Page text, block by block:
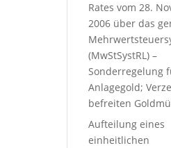
Rates vom 28.
2006 über das
(MwStSystRL) –
Sonderregelung
Anlagegold;
befreiten
Aufteilung eines
einheitlichen